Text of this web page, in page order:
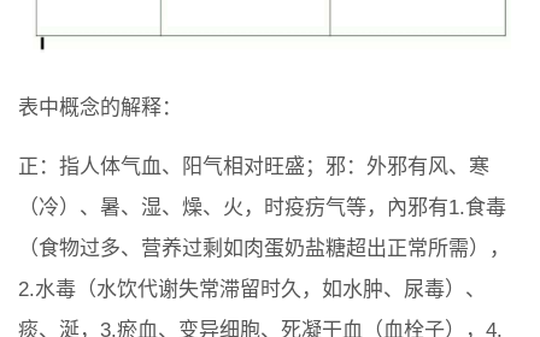
表中概念的解释：
正：指人体气血、阳气相对旺盛；邪：外邪有风、寒
（冷）、暑、湿、燥、火，时疫疠气等，內邪有1.食毒
（食物过多、营养过剩如肉蛋奶盐糖超出正常所需），
2.水毒（水饮代谢失常滞留时久，如水肿、尿毒）、
痰、涎，3.瘀血、变异细胞、死凝干血（血栓子），4.